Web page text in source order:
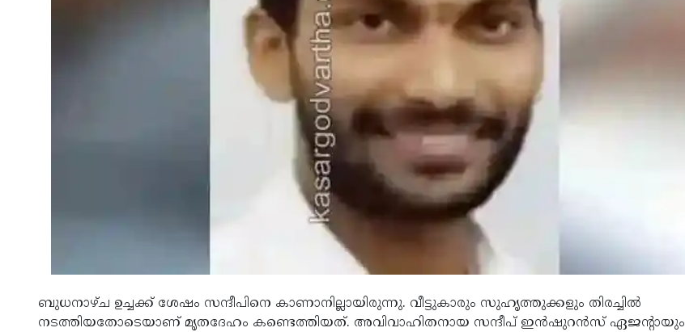
ബുധനാഴ്ച ഉച്ചക്ക് ശേഷം സന്ദീപിനെ കാണാനില്ലായിരുന്നു. വീട്ടുകാരും സുഹൃത്തുക്കളും തിരച്ചില്‍
നടത്തിയതോടെയാണ് മൃതദേഹം കണ്ടെത്തിയത്. അവിവാഹിതനായ സന്ദീപ് ഇന്‍ഷുറന്‍സ് ഏജന്റായും